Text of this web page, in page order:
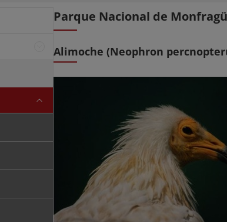
Parque Nacional de
Alimoche (Neophron